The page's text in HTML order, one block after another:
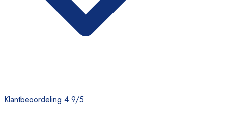
Klantbeoordeling 4.9/5